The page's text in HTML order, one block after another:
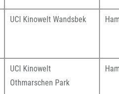
UCI Kinowelt Wandsbek
UCI Kinowelt
Othmarschen Park